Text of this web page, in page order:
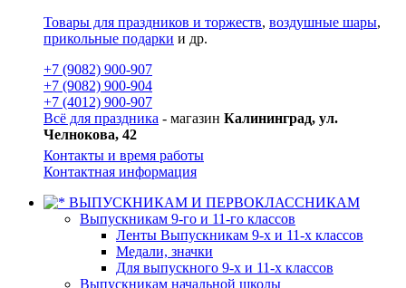
Товары для праздников и торжеств, воздушные шары,
прикольные подарки и др.
+7 (9082) 900-907
+7 (9082) 900-904
+7 (4012) 900-907
Всё для праздника - магазин Калининград, ул.
Челнокова, 42
Контакты и время работы
Контактная информация
ВЫПУСКНИКАМ И ПЕРВОКЛАССНИКАМ
Выпускникам 9-го и 11-го классов
Ленты Выпускникам 9-х и 11-х классов
Медали, значки
Для выпускного 9-х и 11-х классов
Выпускникам начальной школы